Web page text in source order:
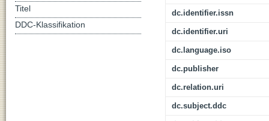
dc.identifier.issn
dc.identifier.uri
dc.language.iso
dc.publisher
dc.relation.uri
dc.subject.ddc
Titel
DDC-Klassifikation